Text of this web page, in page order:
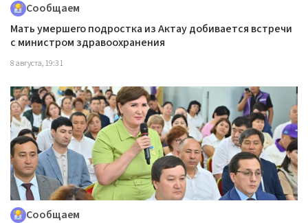
Сообщаем
Мать умершего подростка из Актау добивается встречи
с министром здравоохранения
8 августа, 19:31
Сообщаем